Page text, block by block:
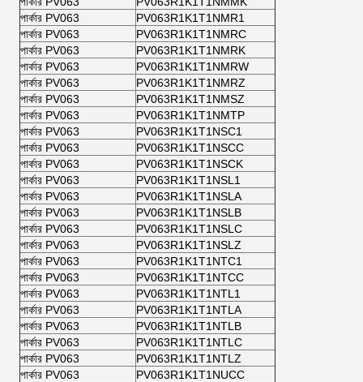
পার্কার PV063
PV063R1K1T1NMR1
পার্কার PV063
PV063R1K1T1NMRC
পার্কার PV063
PV063R1K1T1NMRK
পার্কার PV063
PV063R1K1T1NMRW
পার্কার PV063
PV063R1K1T1NMRZ
পার্কার PV063
PV063R1K1T1NMSZ
পার্কার PV063
PV063R1K1T1NMTP
পার্কার PV063
PV063R1K1T1NSC1
পার্কার PV063
PV063R1K1T1NSCC
পার্কার PV063
PV063R1K1T1NSCK
পার্কার PV063
PV063R1K1T1NSL1
পার্কার PV063
PV063R1K1T1NSLA
পার্কার PV063
PV063R1K1T1NSLB
পার্কার PV063
PV063R1K1T1NSLC
পার্কার PV063
PV063R1K1T1NSLZ
পার্কার PV063
PV063R1K1T1NTC1
পার্কার PV063
PV063R1K1T1NTCC
পার্কার PV063
PV063R1K1T1NTL1
পার্কার PV063
PV063R1K1T1NTLA
পার্কার PV063
PV063R1K1T1NTLB
পার্কার PV063
PV063R1K1T1NTLC
পার্কার PV063
PV063R1K1T1NTLZ
পার্কার PV063
PV063R1K1T1NUCC